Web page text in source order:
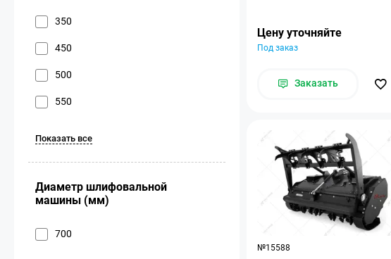
350
450
500
550
Показать все
Диаметр шлифовальной
машины (мм)
700
Цену уточняйте
Под заказ
Заказать
№15588